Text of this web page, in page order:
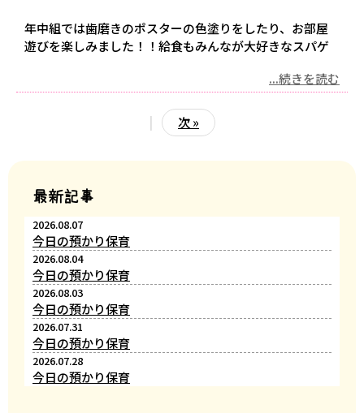
年中組では歯磨きのポスターの色塗りをしたり、お部屋
遊びを楽しみました！！給食もみんなが大好きなスパゲ
...続きを読む
次 »
最新記事
2026.08.07
今日の預かり保育
2026.08.04
今日の預かり保育
2026.08.03
今日の預かり保育
2026.07.31
今日の預かり保育
2026.07.28
今日の預かり保育